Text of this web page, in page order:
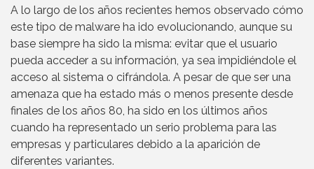
A lo largo de los años recientes hemos observado cómo
este tipo de malware ha ido evolucionando, aunque su
base siempre ha sido la misma: evitar que el usuario
pueda acceder a su información, ya sea impidiéndole el
acceso al sistema o cifrándola. A pesar de que ser una
amenaza que ha estado más o menos presente desde
finales de los años 80, ha sido en los últimos años
cuando ha representado un serio problema para las
empresas y particulares debido a la aparición de
diferentes variantes.